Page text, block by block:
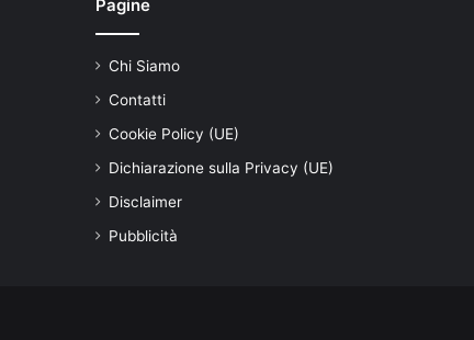
Pagine
Chi Siamo
Contatti
Cookie Policy (UE)
Dichiarazione sulla Privacy (UE)
Disclaimer
Pubblicità